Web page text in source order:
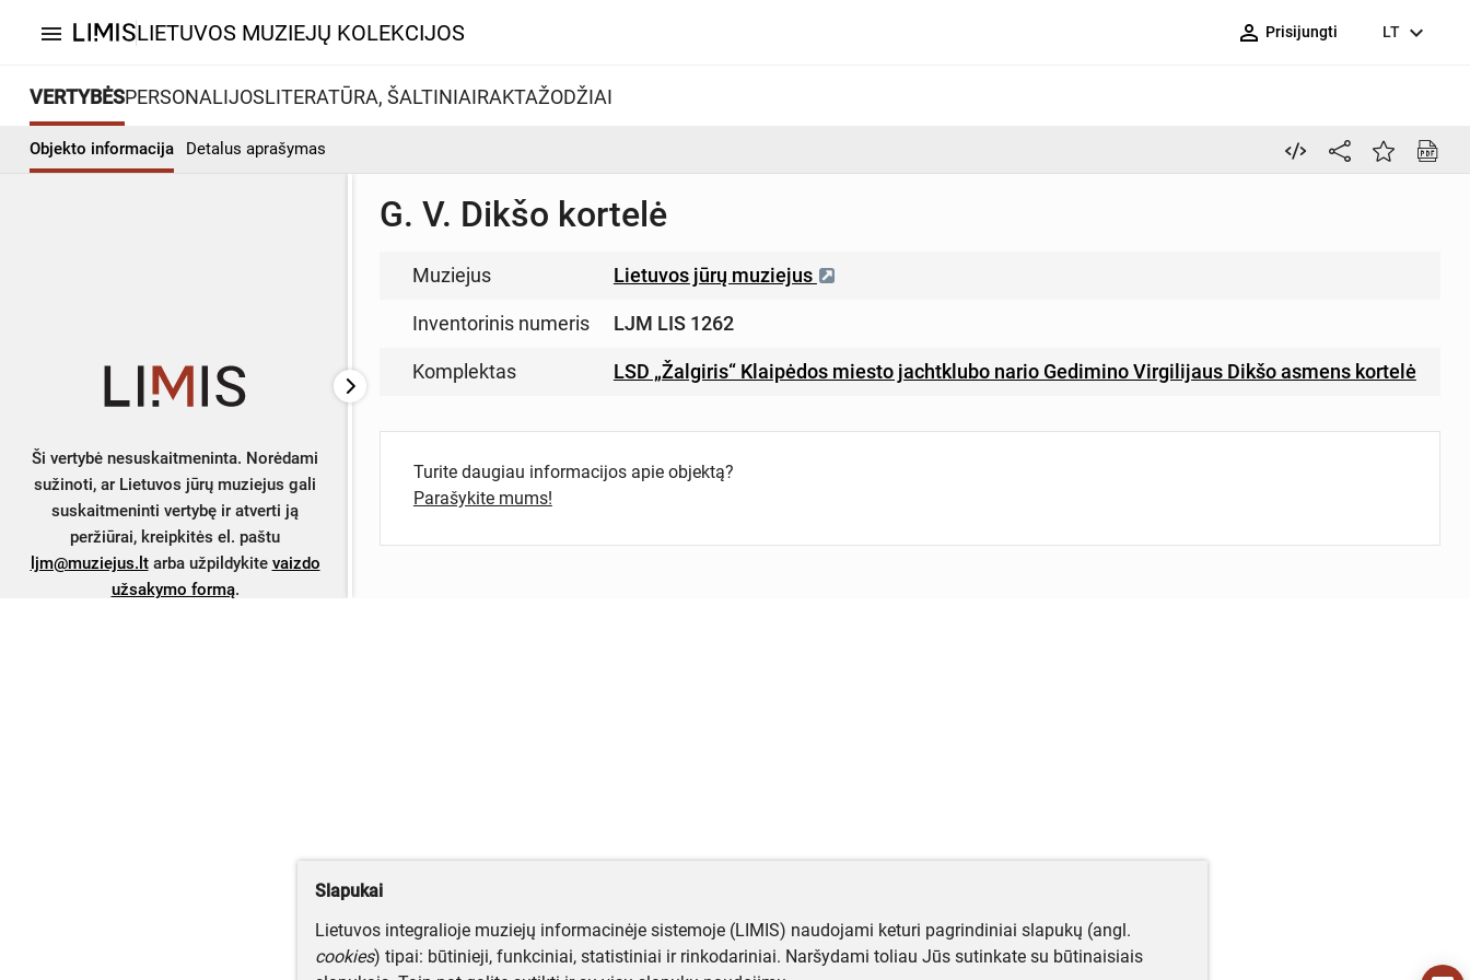
menu LIETUVOS MUZIEJŲ KOLEKCIJOS person_outline Prisijungti LT expand_more
VERTYBĖSPERSONALIJOSLITERATŪRA, ŠALTINIAIRAKTAŽODŽIAI
Objekto informacija Detalus aprašymas
Ši vertybė nesuskaitmeninta. Norėdami
sužinoti, ar Lietuvos jūrų muziejus gali
suskaitmeninti vertybę ir atverti ją
peržiūrai, kreipkitės el. paštu
ljm@muziejus.ltarba užpildykite vaizdo
užsakymo formą.
G. V. Dikšo kortelė
Muziejus Lietuvos jūrų muziejus
Inventorinis numeris LJM LIS 1262
Komplektas LSD „Žalgiris“ Klaipėdos miesto jachtklubo nario Gedimino Virgilijaus Dikšo asmens kortelė
Turite daugiau informacijos apie objektą?
Parašykite mums!
Slapukai
Lietuvos integralioje muziejų informacinėje sistemoje (LIMIS) naudojami keturi pagrindiniai slapukų (angl.
cookies) tipai: būtinieji, funkciniai, statistiniai ir rinkodariniai. Naršydami toliau Jūs sutinkate su būtinaisiais